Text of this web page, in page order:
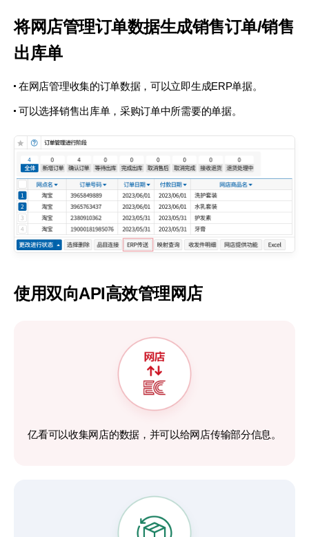
将网店管理订单数据生成销售订单/销售
出库单
在网店管理收集的订单数据，可以立即生成ERP单据。
可以选择销售出库单，采购订单中所需要的单据。
使用双向API高效管理网店
亿看可以收集网店的数据， 并可以给网店传输部分信息。